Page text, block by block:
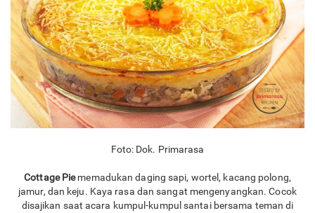
Foto: Dok. Primarasa
Cottage Piememadukan daging sapi, wortel, kacang polong,
jamur, dan keju. Kaya rasa dan sangat mengenyangkan. Cocok
disajikan saat acara kumpul-kumpul santai bersama teman di